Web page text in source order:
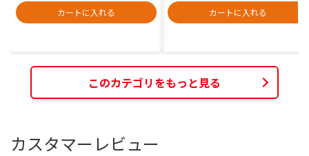
カートに入れる
カートに入れる
このカテゴリをもっと見る
カスタマーレビュー